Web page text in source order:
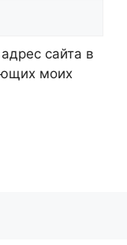
сайта в
моих